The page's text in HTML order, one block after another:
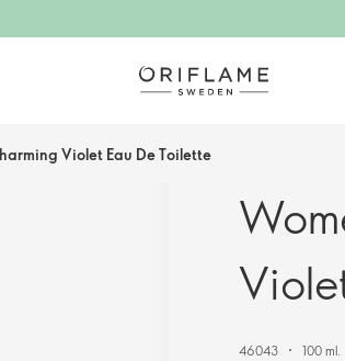
Violet Eau De Toilette
46043 100 ml.